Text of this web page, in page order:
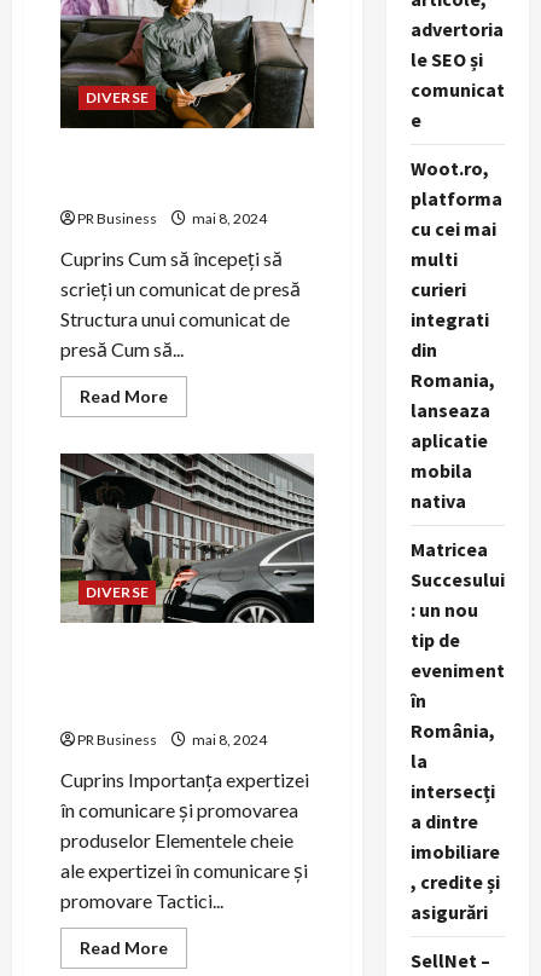
și
tehnici
de
storytelling.
DIVERSE
PR Business mai 8, 2024
Cuprins Cum să începeți să
scrieți un comunicat de presă
Structura unui comunicat de
presă Cum să...
Read MoreRead
more
să
scrieți
un
comunicat
de
presă
eficient
DIVERSE
PR Business mai 8, 2024
Cuprins Importanța expertizei
în comunicare și promovarea
produselor Elementele cheie
ale expertizei în comunicare și
promovare Tactici...
Read MoreRead
more
advertoria
le SEO și
comunicat
e
Woot.ro,
platforma
cu cei mai
multi
curieri
integrati
din
Romania,
lanseaza
aplicatie
mobila
nativa
Matricea
Succesului
: un nou
tip de
eveniment
în
România,
la
intersecți
a dintre
imobiliare
, credite și
asigurări
SellNet –